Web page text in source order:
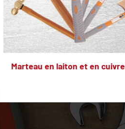
Marteau en laiton et en cuivre